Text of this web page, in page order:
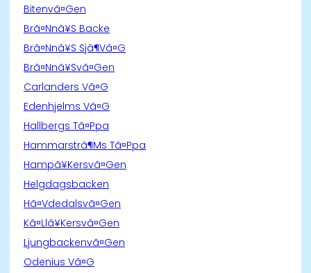
Bitenvã¤Gen
Brã¤Nnã¥S Backe
Brã¤Nnã¥S Sjã¶Vã¤G
Brã¤Nnã¥Svã¤Gen
Carlanders Vã¤G
Edenhjelms Vã¤G
Hallbergs Tã¤Ppa
Hammarstrã¶Ms Tã¤Ppa
Hampã¥Kersvã¤Gen
Helgdagsbacken
Hã¤Vdedalsvã¤Gen
Kã¤Llã¥Kersvã¤Gen
Ljungbackenvã¤Gen
Odenius Vã¤G